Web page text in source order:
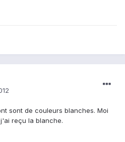
sont de couleurs blanches. Moi
reçu la blanche.